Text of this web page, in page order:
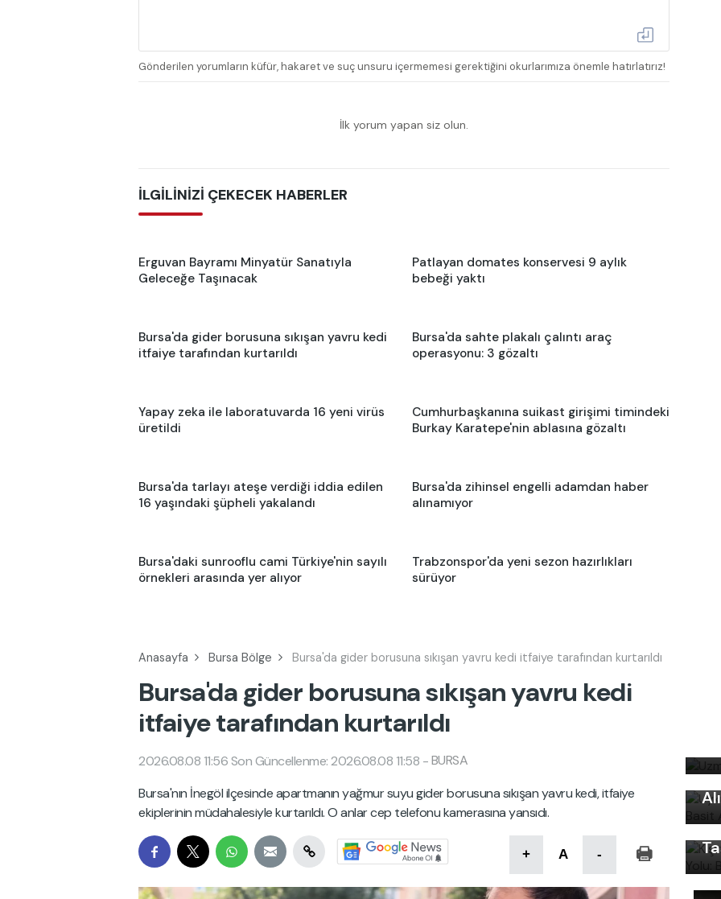
Gönderilen yorumların küfür, hakaret ve suç unsuru içermemesi gerektiğini okurlarımıza önemle hatırlatırız!
İlk yorum yapan siz olun.
İLGİLİNİZİ ÇEKECEK HABERLER
Erguvan Bayramı Minyatür Sanatıyla
Geleceğe Taşınacak
Patlayan domates konservesi 9 aylık
bebeği yaktı
Bursa'da gider borusuna sıkışan yavru kedi
itfaiye tarafından kurtarıldı
Bursa'da sahte plakalı çalıntı araç
operasyonu: 3 gözaltı
Yapay zeka ile laboratuvarda 16 yeni virüs
üretildi
Cumhurbaşkanına suikast girişimi timindeki
Burkay Karatepe'nin ablasına gözaltı
Bursa'da tarlayı ateşe verdiği iddia edilen
16 yaşındaki şüpheli yakalandı
Bursa'da zihinsel engelli adamdan haber
alınamıyor
Bursa'daki sunrooflu cami Türkiye'nin sayılı
örnekleri arasında yer alıyor
Trabzonspor'da yeni sezon hazırlıkları
sürüyor
Anasayfa Bursa Bölge Bursa'da gider borusuna sıkışan yavru kedi itfaiye tarafından kurtarıldı
Bursa'da gider borusuna sıkışan yavru kedi
itfaiye tarafından kurtarıldı
2026.08.08 11:56 Son Güncellenme: 2026.08.08 11:58 -BURSA
Bursa'nın İnegöl ilçesinde apartmanın yağmur suyu gider borusuna sıkışan yavru kedi, itfaiye
ekiplerinin müdahalesiyle kurtarıldı. O anlar cep telefonu kamerasına yansıdı.
+ A -